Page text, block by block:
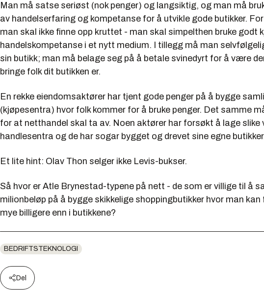
Man må satse seriøst (nok penger) og langsiktig, og man må
av handelserfaring og kompetanse for å utvikle gode butikker.
man skal ikke finne opp kruttet - man skal simpelthen bruke godt
handelskompetanse i et nytt medium. I tillegg må man
sin butikk; man må belage seg på å betale svinedyrt for å være
bringe folk dit butikken er.
En rekke eiendomsaktører har tjent gode penger på å bygge
(kjøpesentra) hvor folk kommer for å bruke penger. Det samme
for at netthandel skal ta av. Noen aktører har forsøkt å lage slike
handlesentra og de har sogar bygget og drevet sine egne
Et lite hint: Olav Thon selger ikke Levis-bukser.
Så hvor er Atle Brynestad-typene på nett - de som er villige til å
milionbeløp på å bygge skikkelige shoppingbutikker hvor man
mye billigere enn i butikkene?
BEDRIFTSTEKNOLOGI
Del